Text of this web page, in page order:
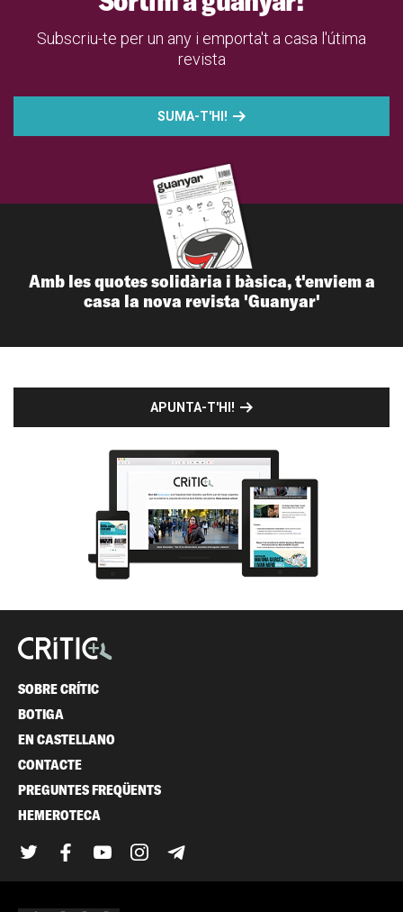
Subscriu-te per un any i emporta't a casa l'útima
revista
SUMA-T'HI!
Amb les quotes solidària i bàsica, t'enviem a
casa la nova revista 'Guanyar'
APUNTA-T'HI!
SOBRE CRÍTIC
BOTIGA
EN CASTELLANO
CONTACTE
PREGUNTES FREQÜENTS
HEMEROTECA
TwitterFacebook
YouTubeInstagram